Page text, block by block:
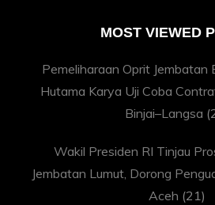
MOST VIEWED
Pemeliharaan Oprit Jembatan
Hutama Karya Uji Coba
Binjai–Langsa
Wakil Presiden RI Tinjau
Jembatan Lumut, Dorong
Aceh (21)